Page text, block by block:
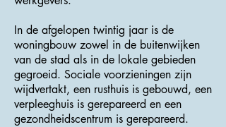
In de afgelopen twintig jaar is de
woningbouw zowel in de buitenwijken
van de stad als in de lokale gebieden
gegroeid. Sociale voorzieningen zijn
wijdvertakt, een rusthuis is gebouwd, een
verpleeghuis is gerepareerd en een
gezondheidscentrum is gerepareerd.